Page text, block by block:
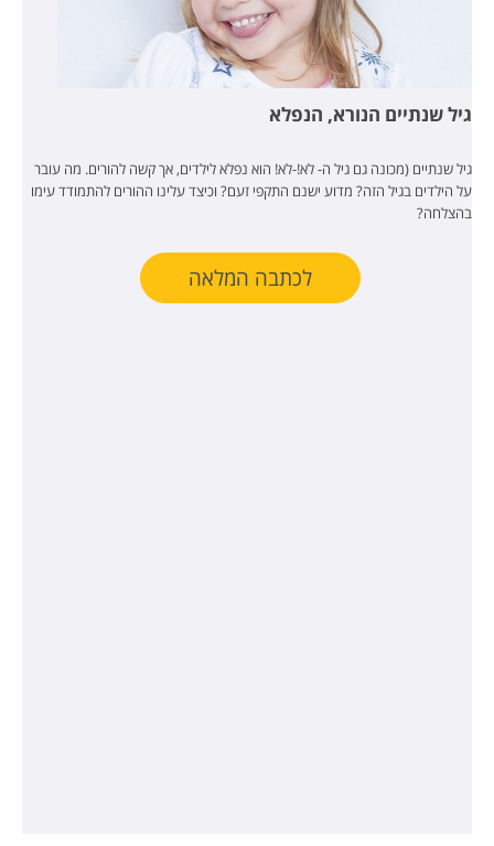
גיל שנתיים הנורא, הנפלא
גיל שנתיים (מכונה גם גיל ה- לא!-לא! הוא נפלא לילדים, אך קשה להורים. מה עובר
על הילדים בגיל הזה? מדוע ישנם התקפי זעם? וכיצד עלינו ההורים להתמודד עימו
בהצלחה?
לכתבה המלאה